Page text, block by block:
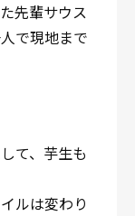
先輩サウス
で現地まで
て、芋生も
ルは変わり